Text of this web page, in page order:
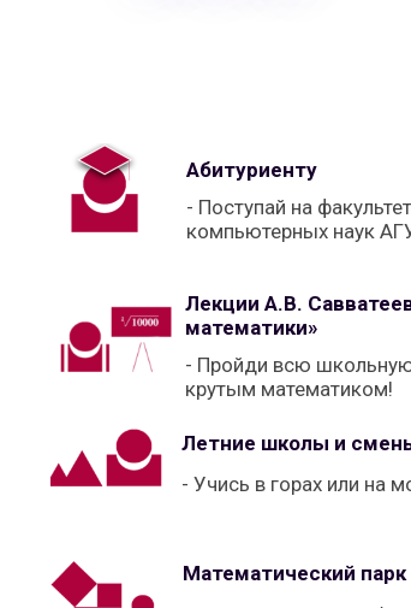
Абитуриенту
- Поступай на
компьютерных наук
Лекции А.В.
математики»
- Пройди всю
крутым математиком!
Летние школы и
- Учись в горах или на
Математический парк